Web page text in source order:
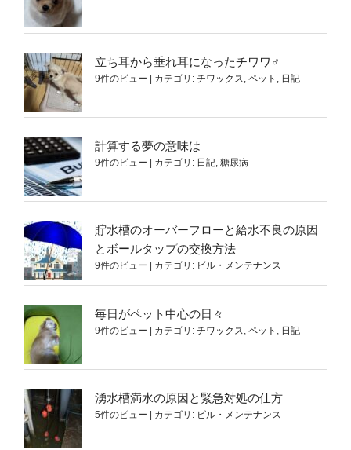
立ち耳から垂れ耳になったチワワ♂
9件のビュー カテゴリ: チワックス, ペット , 日記
計算する夢の意味は
9件のビュー カテゴリ: 日記, 糖尿病
貯水槽のオーバーフローと給水不良の原因
とボールタップの交換方法
9件のビュー カテゴリ: ビル・メンテナンス
毎日がペット中心の日々
9件のビュー カテゴリ: チワックス, ペット , 日記
湧水槽満水の原因と緊急対処の仕方
5件のビュー カテゴリ: ビル・メンテナンス